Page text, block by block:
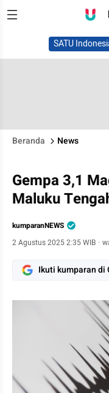
SATU
Beranda News
Gempa 3,1
Maluku
kumparanNEWS
2 Agustus 2025 2:35 WIB ·
Ikuti kumparan di